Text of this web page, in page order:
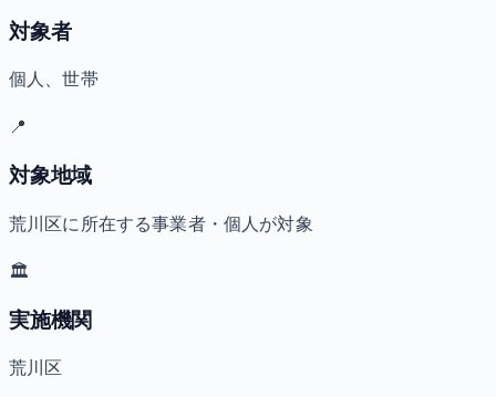
対象者
個人、世帯
📍
対象地域
荒川区に所在する事業者・個人が対象
🏛️
実施機関
荒川区